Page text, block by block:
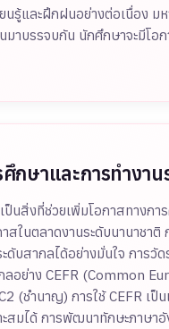
นรู้และฝึกฝนอย่างต่อเนื่อง
าบรรจบกัน นักศึกษาจะมีโอ
กษาและการทำงาน
สิ่งที่ช่วยเพิ่มโอกาสทางการ
ในตลาดงานระดับนานาชาติ
บสากลได้อย่างมั่นใจ การวั
ลอย่าง CEFR (Common
(ชำนาญ) การใช้ CEFR เป็
สมได้ การพัฒนาทักษะภาษา